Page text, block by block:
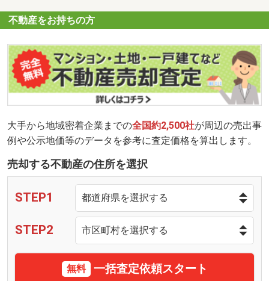
不動産をお持ちの方
大手から地域密着企業までの全国約2,500社が周辺の売出事
例や公示地価等のデータを参考に査定価格を算出します。
売却する不動産の住所を選択
STEP1
STEP2
無料 一括査定依頼スタート